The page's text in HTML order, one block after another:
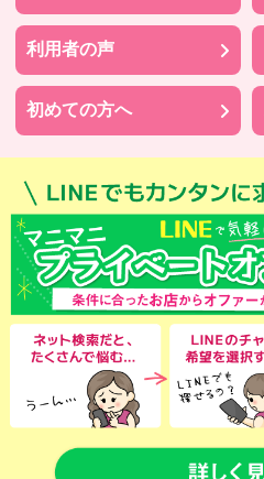
利用者の声
初めての方へ